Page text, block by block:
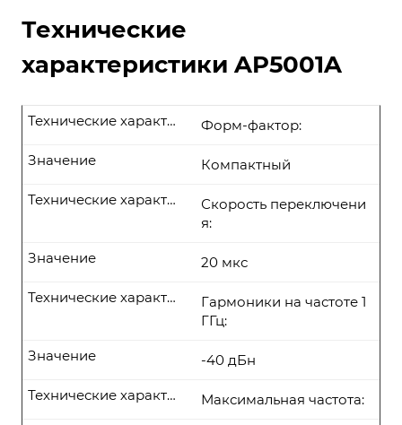
Технические
характеристики AP5001A
Форм-фактор:
Технические характеристики
Компактный
Значение
Скорость переключени
я:
Технические характеристики
20 мкс
Значение
Гармоники на частоте 1
ГГц:
Технические характеристики
-40 дБн
Значение
Максимальная частота:
Технические характеристики